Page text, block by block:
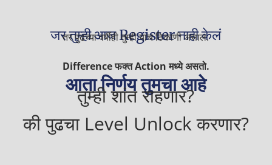
जर तुम्ही आज Register नाही केलं
तर पुढच्या वर्षीही तुम्ही याच ठिकाणी असाल.
Difference फक्त Action मध्ये असतो.
आता निर्णय तुमचा आहे
तुम्ही शांत राहणार?
की पुढचा Level Unlock करणार?